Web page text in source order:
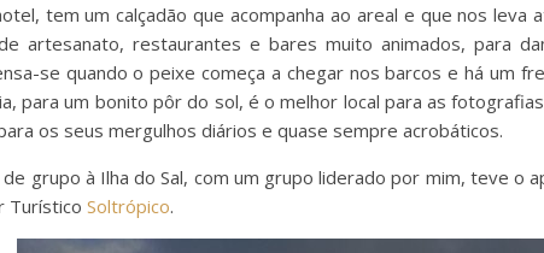
tem um calçadão que acompanha ao areal e que nos
artesanato, restaurantes e bares muito animados, para
se quando o peixe começa a chegar nos barcos e há um
para um bonito pôr do sol, é o melhor local para as
os seus mergulhos diários e quase sempre acrobáticos.
grupo à Ilha do Sal, com um grupo liderado por mim, teve o
Turístico Soltrópico.